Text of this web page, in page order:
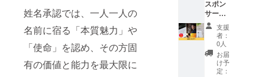
姓名承認では、一人一人の
名前に宿る「本質魅力」や
「使命」を認め、その方固
有の価値と能力を最大限に
ます。
※会場ま
での交
通費は
別途必
要にな
りま
す。 ※
「そ
れ」に
生命を
吹き込
み、
「そ
れ」で
はなく
に命名
させて
いただ
きま
す。 私
の場合8
月31日
生まれ
スポン
サー】
書籍
「自分
の名前
を愛す
る力」
の企業
支援
者：
0人
お届
け予
定：